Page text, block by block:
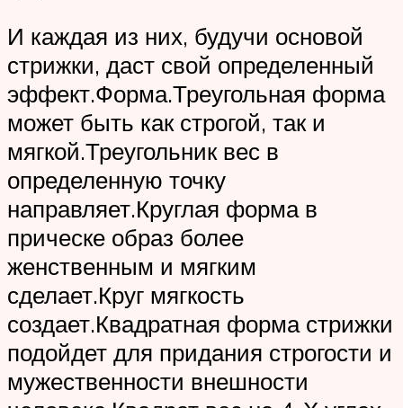
И каждая из них, будучи основой
стрижки, даст свой определенный
эффект.Форма.Треугольная форма
может быть как строгой, так и
мягкой.Треугольник вес в
определенную точку
направляет.Круглая форма в
прическе образ более
женственным и мягким
сделает.Круг мягкость
создает.Квадратная форма стрижки
подойдет для придания строгости и
мужественности внешности